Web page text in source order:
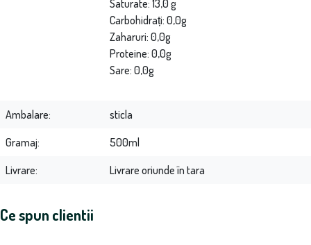
Saturate: 13,0 g
Carbohidrați: 0,0g
Zaharuri: 0,0g
Proteine: 0,0g
Sare: 0,0g
Ambalare
sticla
Gramaj
500ml
Livrare
Livrare oriunde în tara
Ce spun clientii